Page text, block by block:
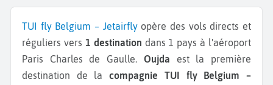
TUI fly Belgium – Jetairflyopère des vols directs et
réguliers vers 1 destination dans 1 pays à l'aéroport
Paris Charles de Gaulle. Oujda est la première
destination de lacompagnie TUI fly Belgium –